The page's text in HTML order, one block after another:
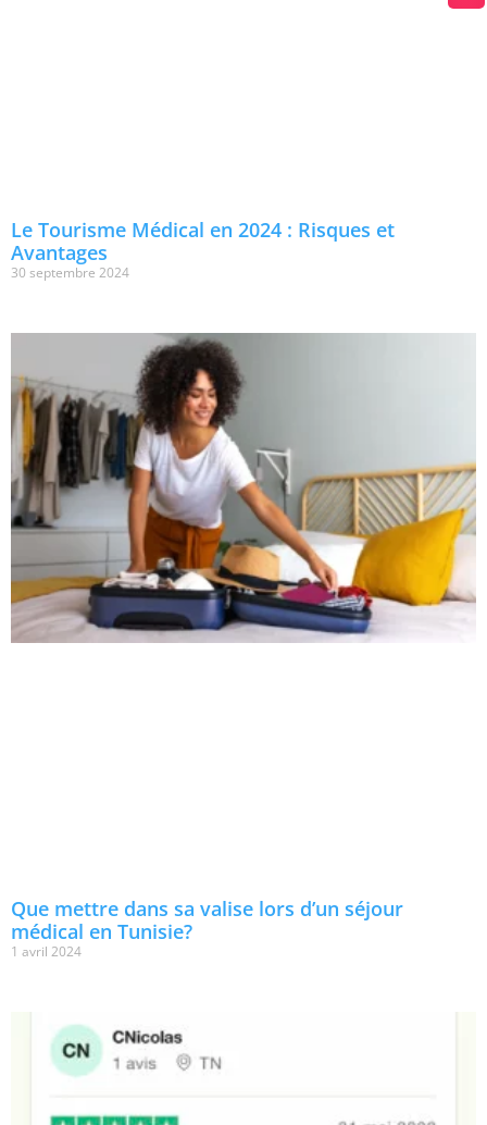
Le Tourisme Médical en 2024 : Risques et
Avantages
30 septembre 2024
Que mettre dans sa valise lors d’un séjour
médical en Tunisie?
1 avril 2024